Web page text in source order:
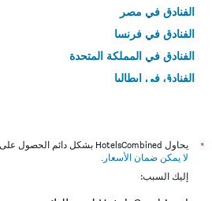
الفنادق في مصر
الفنادق في فرنسا
الفنادق في المملكة المتحدة
الفنادق في إيطاليا
*
يحاول HotelsCombined بشكل دائم الحصول على الأسعار الدقيقة، ولكن
لا يمكن ضمان الأسعار .
إليك السبب: